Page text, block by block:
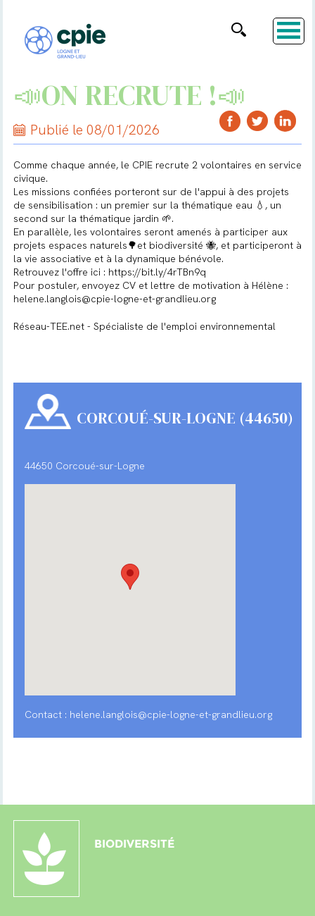
📣ON RECRUTE !📣
Publié le 08/01/2026
Comme chaque année, le CPIE recrute 2 volontaires en service
civique.
Les missions confiées porteront sur de l'appui à des projets
de sensibilisation : un premier sur la thématique eau 💧, un
second sur la thématique jardin 🌱.
En parallèle, les volontaires seront amenés à participer aux
projets espaces naturels🌳et biodiversité 🐝, et participeront à
la vie associative et à la dynamique bénévole.
Retrouvez l'offre ici : https://bit.ly/4rTBn9q
Pour postuler, envoyez CV et lettre de motivation à Hélène :
helene.langlois@cpie-logne-et-grandlieu.org
Réseau-TEE.net - Spécialiste de l'emploi environnemental
CORCOUÉ-SUR-LOGNE (44650)
44650 Corcoué-sur-Logne
Contact : helene.langlois@cpie-logne-et-grandlieu.org
BIODIVERSITÉ